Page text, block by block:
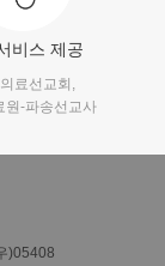
비스 제공
료선교회,
원-파송선교사
)05408